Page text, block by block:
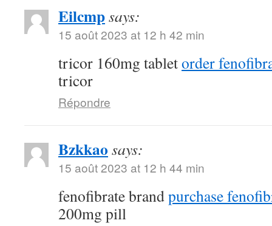
Eilcmpsays:
15 août 2023 at 12 h 42 min
tricor 160mg tabletorder
tricor
Répondre
Bzkkao says:
15 août 2023 at 12 h 44 min
fenofibrate brandpurchase
200mg pill